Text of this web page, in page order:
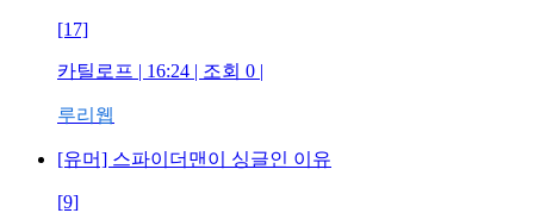
[17]
카틸로프 | 16:24 | 조회 0 |
루리웹
[유머] 스파이더맨이 싱글인 이유
[9]